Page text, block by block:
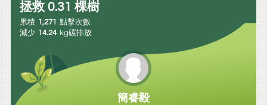
拯救 0.31 棵樹
累積 1,271 點擊次數
減少 14.24 kg碳排放
簡睿毅